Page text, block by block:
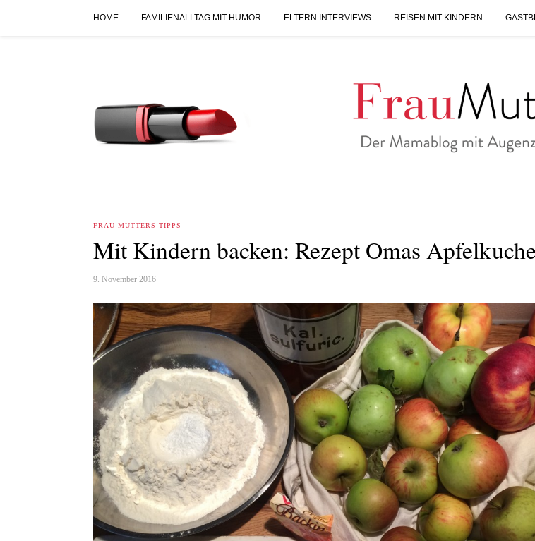
HOME FAMILIENALLTAG MIT HUMOR ELTERN INTERVIEWS REISEN MIT KINDERN
FRAU MUTTERS TIPPS
Mit Kindern backen: Rezept Omas
9. November 2016